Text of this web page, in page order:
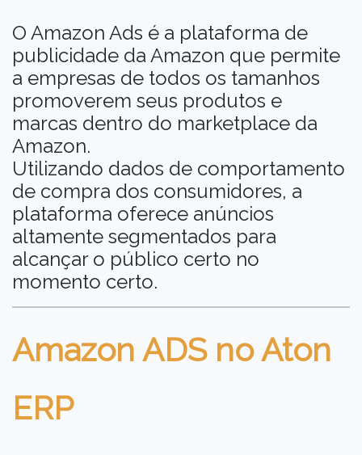
O Amazon Ads é a plataforma de
publicidade da Amazon que permite
a empresas de todos os tamanhos
promoverem seus produtos e
marcas dentro do marketplace da
Amazon.
Utilizando dados de comportamento
de compra dos consumidores, a
plataforma oferece anúncios
altamente segmentados para
alcançar o público certo no
momento certo.
Amazon ADS no Aton
ERP